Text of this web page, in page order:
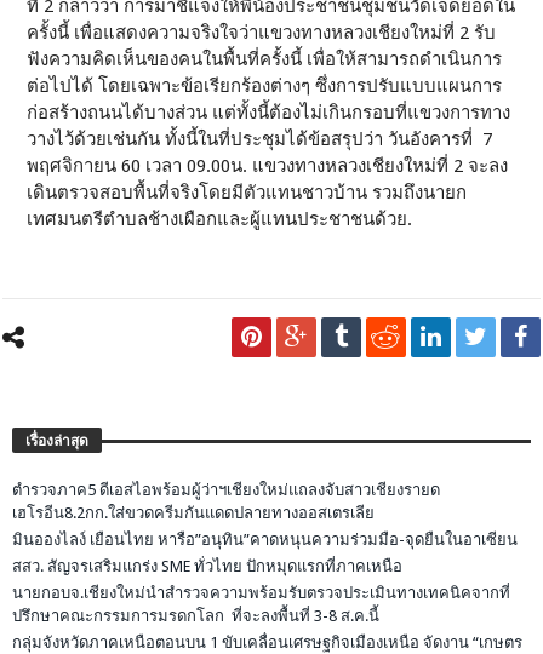
ที่ 2 กล่าวว่า การมาชี้แจงให้พี่น้องประชาชนชุมชนวัดเจ็ดยอดใน
ครั้งนี้ เพื่อแสดงความจริงใจว่าแขวงทางหลวงเชียงใหม่ที่ 2 รับ
ฟังความคิดเห็นของคนในพื้นที่ครั้งนี้ เพื่อให้สามารถดำเนินการ
ต่อไปได้ โดยเฉพาะข้อเรียกร้องต่างๆ ซึ่งการปรับแบบแผนการ
ก่อสร้างถนนได้บางส่วน แต่ทั้งนี้ต้องไม่เกินกรอบที่แขวงการทาง
วางไว้ด้วยเช่นกัน ทั้งนี้ในที่ประชุมได้ข้อสรุปว่า วันอังคารที่ 7
พฤศจิกายน 60 เวลา 09.00น. แขวงทางหลวงเชียงใหม่ที่ 2 จะลง
เดินตรวจสอบพื้นที่จริงโดยมีตัวแทนชาวบ้าน รวมถึงนายก
เทศมนตรีตำบลช้างเผือกและผู้แทนประชาชนด้วย.
เรื่องล่าสุด
ตำรวจภาค5 ดีเอสไอพร้อมผู้ว่าฯเชียงใหม่แถลงจับสาวเชียงรายด
เฮโรอีน8.2กก.ใส่ขวดครีมกันแดดปลายทางออสเตรเลีย
มินอองไลง์ เยือนไทย หารือ”อนุทิน”คาดหนุนความร่วมมือ-จุดยืนในอาเซียน
สสว. สัญจรเสริมแกร่ง SME ทั่วไทย ปักหมุดแรกที่ภาคเหนือ
นายกอบจ.เชียงใหม่นำสำรวจความพร้อมรับตรวจประเมินทางเทคนิคจากที่
ปรึกษาคณะกรรมการมรดกโลก ที่จะลงพื้นที่ 3-8 ส.ค.นี้
กลุ่มจังหวัดภาคเหนือตอนบน 1 ขับเคลื่อนเศรษฐกิจเมืองเหนือ จัดงาน “เกษตร